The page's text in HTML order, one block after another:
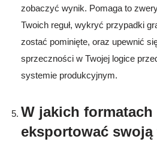
zobaczyć wynik. Pomaga to
Twoich reguł, wykryć przypadki
zostać pominięte, oraz upewnić
sprzeczności w Twojej logice
systemie produkcyjnym.
W jakich formatach
eksportować swoją